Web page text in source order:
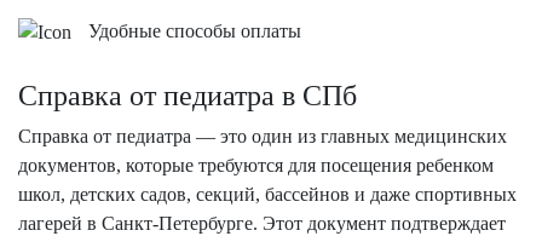
Удобные способы оплаты
Справка от педиатра в СПб
Справка от педиатра — это один из главных медицинских
документов, которые требуются для посещения ребенком
школ, детских садов, секций, бассейнов и даже спортивных
лагерей в Санкт-Петербурге. Этот документ подтверждает